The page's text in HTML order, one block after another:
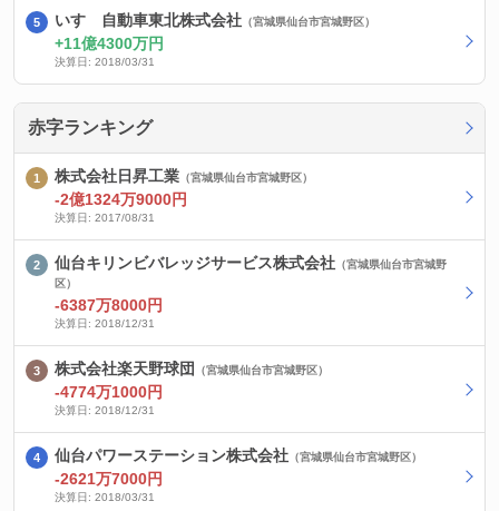
いすゞ自動車東北株式会社 （宮城県仙台市宮城野区）
11億4300万円
決算日: 2018/03/31
赤字ランキング
株式会社日昇工業 （宮城県仙台市宮城野区）
-2億1324万9000円
決算日: 2017/08/31
仙台キリンビバレッジサービス株式会社 （宮城県仙台市宮城野
区）
-6387万8000円
決算日: 2018/12/31
株式会社楽天野球団 （宮城県仙台市宮城野区）
-4774万1000円
決算日: 2018/12/31
仙台パワーステーション株式会社 （宮城県仙台市宮城野区）
-2621万7000円
決算日: 2018/03/31